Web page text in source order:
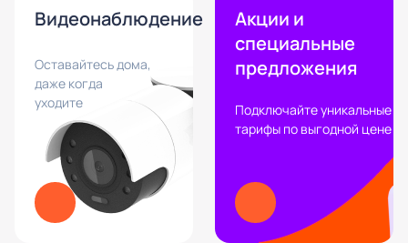
Видеонаблюдение
Оставайтесь дома,
даже когда
уходите
Акции и
специальные
предложения
Подключайте уникальные
тарифы по выгодной цене